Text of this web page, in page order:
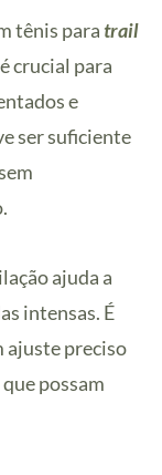
tênis para trail
crucial para
e
ser suficiente
ajuda a
intensas. É
ajuste preciso
possam